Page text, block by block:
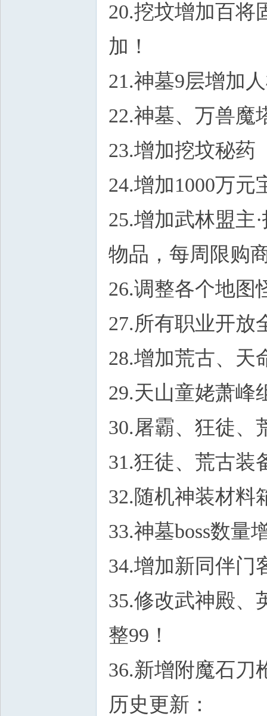
20.挖坟增加百将
加！
21.神墓9层增加
22.神墓、万兽魔
23.增加挖坟秘药
24.增加1000万
25.增加武林盟主
物品，每周限购
26.调整各个地图
27.所有职业开放
28.增加荒古、天
29.天山童姥萧峰
30.屠霸、狂徒、
31.狂徒、荒古装
32.随机神装材料
33.神墓boss数量
34.增加新同伴门
35.修改武神殿、
整99！
36.新增附魔石刀
历史更新：